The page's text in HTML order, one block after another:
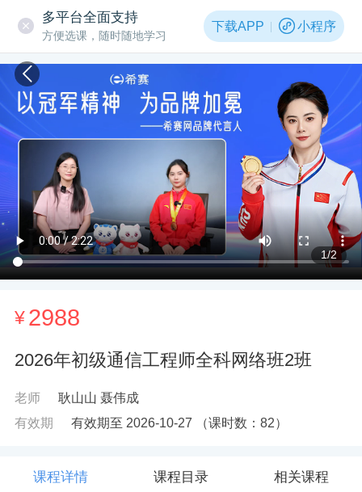
多平台全面支持
方便选课，随时随地学习
下载APP 小程序
1/2
¥2988
2026年初级通信工程师全科网络班2班
老师 耿山山 聂伟成
有效期
有效期至 2026-10-27 （课时数： 82）
课程详情 课程目录 相关课程